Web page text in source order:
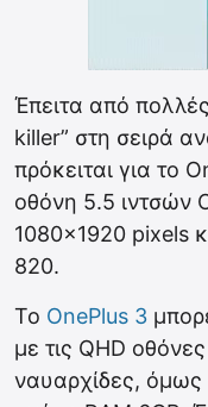
Έπειτα από
killer” στη σειρά
πρόκειται για το
οθόνη 5.5 ιντσών
1080×1920 pixels
820.
Το OnePlus 3
με τις QHD
ναυαρχίδες, όμως